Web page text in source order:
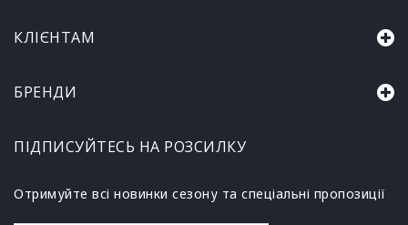
КЛІЄНТАМ
БРЕНДИ
ПІДПИСУЙТЕСЬ НА РОЗСИЛКУ
Отримуйте всі новинки сезону та спеціальні пропозиції